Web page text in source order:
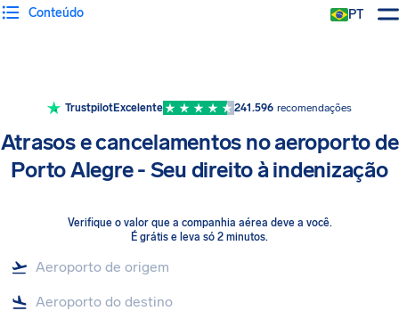
PT
Conteúdo
TrustpilotExcelente 241.596 recomendações
Atrasos e cancelamentos no aeroporto de
Porto Alegre - Seu direito à indenização
Verifique o valor que a companhia aérea deve a você.
É grátis e leva só 2 minutos.